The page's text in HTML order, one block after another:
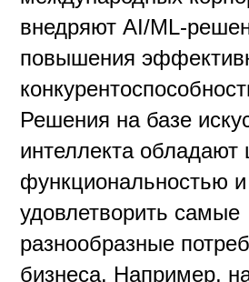
внедряют AI/ML-
повышения
Решения на базе
интеллекта обладают
функциональностью
удовлетворить самые
разнообразные
бизнеса. Например,